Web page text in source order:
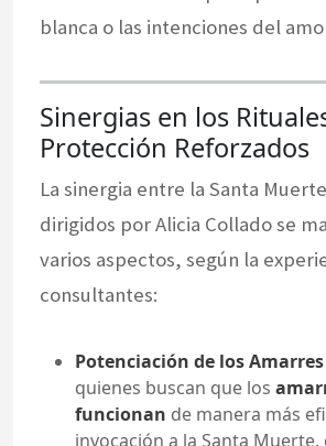
blanca o las intenciones del
Sinergias en los
Protección Reforzados
La sinergia entre la Santa
dirigidos por Alicia Collado se
varios aspectos, según la
consultantes:
Potenciación de los
quienes buscan que los
funcionan de manera más
invocación a la Santa Muerte,